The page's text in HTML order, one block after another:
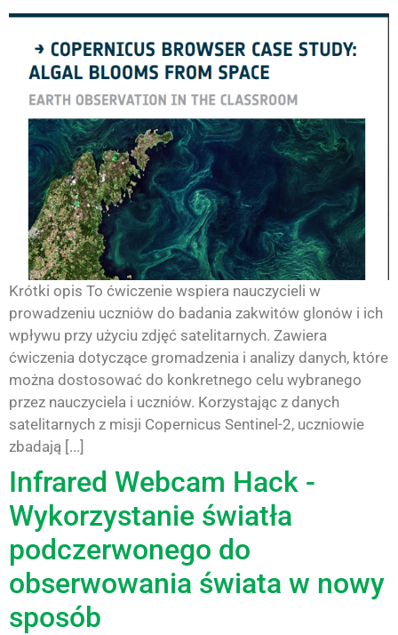
Krótki opis To ćwiczenie wspiera nauczycieli w
prowadzeniu uczniów do badania zakwitów glonów i ich
wpływu przy użyciu zdjęć satelitarnych. Zawiera
ćwiczenia dotyczące gromadzenia i analizy danych, które
można dostosować do konkretnego celu wybranego
przez nauczyciela i uczniów. Korzystając z danych
satelitarnych z misji Copernicus Sentinel-2, uczniowie
zbadają [...]
Infrared Webcam Hack -
Wykorzystanie światła
podczerwonego do
obserwowania świata w nowy
sposób